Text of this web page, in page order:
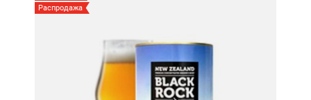
Распродажа